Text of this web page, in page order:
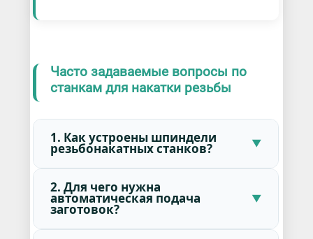
Часто задаваемые вопросы по
станкам для накатки резьбы
1. Как устроены шпиндели
резьбонакатных станков?
2. Для чего нужна
автоматическая подача
заготовок?